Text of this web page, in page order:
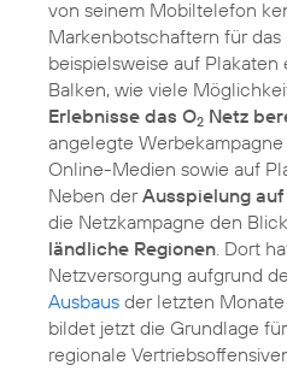
von seinem Mobiltelefon
Markenbotschaftern für das
beispielsweise auf
Balken, wie viele
Erlebnisse das O2 Netz
angelegte
Online-Medien sowie auf
Neben derAusspielung
die Netzkampagne den
ländliche Regionen. Dort
Netzversorgung aufgrund
Ausbaus der letzten
bildet jetzt die Grundlage
regionale